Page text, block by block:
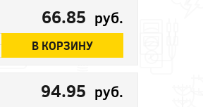
66.85 руб.
В КОРЗИНУ
94.95 руб.